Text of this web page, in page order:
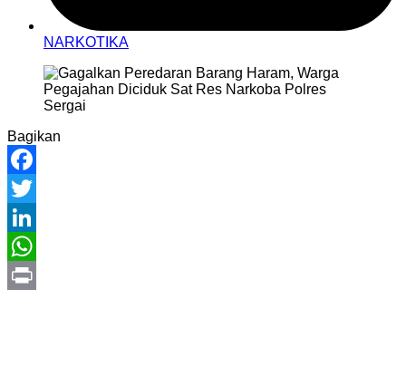
NARKOTIKA
Bagikan
Facebook
Twitter
LinkedIn
WhatsApp